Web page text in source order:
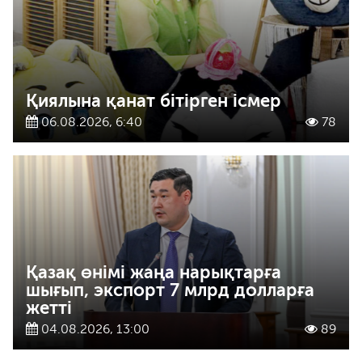
Қиялына қанат бітірген ісмер
06.08.2026, 6:40 78
Қазақ өнімі жаңа нарықтарға
шығып, экспорт 7 млрд долларға
жетті
04.08.2026, 13:00 89